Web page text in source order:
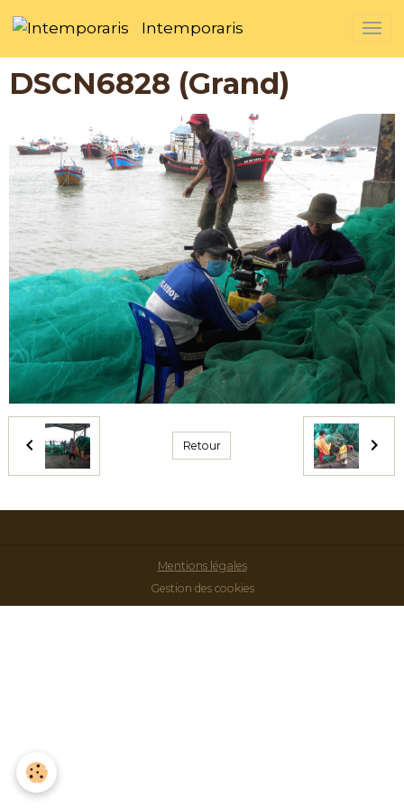
Intemporaris
DSCN6828 (Grand)
Retour
Mentions légales
Gestion des cookies